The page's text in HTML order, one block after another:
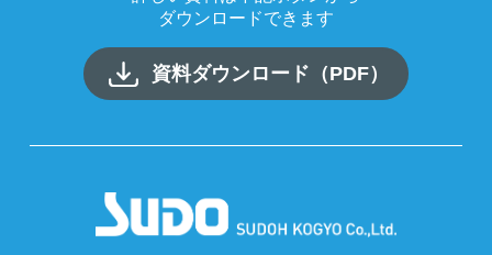
ダウンロードできます
資料ダウンロード（PDF）